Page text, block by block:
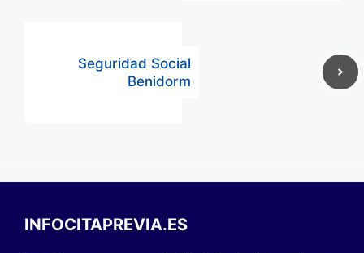
Seguridad Social
Benidorm
INFOCITAPREVIA.ES